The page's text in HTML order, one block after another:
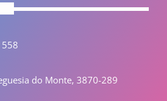
do Monte, 3870-289